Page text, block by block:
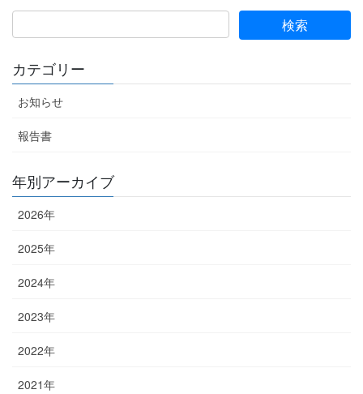
の
ペ
ー
ジ
送
り
ジ
ジ
ジ
ジ
ジ
カテゴリー
お知らせ
報告書
年別アーカイブ
2026年
2025年
2024年
2023年
2022年
2021年